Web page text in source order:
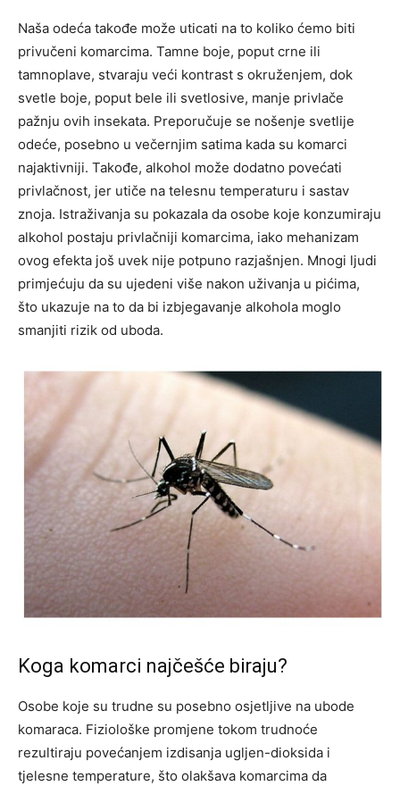
Naša odeća takođe može uticati na to koliko ćemo biti
privučeni komarcima. Tamne boje, poput crne ili
tamnoplave, stvaraju veći kontrast s okruženjem, dok
svetle boje, poput bele ili svetlosive, manje privlače
pažnju ovih insekata. Preporučuje se nošenje svetlije
odeće, posebno u večernjim satima kada su komarci
najaktivniji. Takođe, alkohol može dodatno povećati
privlačnost, jer utiče na telesnu temperaturu i sastav
znoja. Istraživanja su pokazala da osobe koje konzumiraju
alkohol postaju privlačniji komarcima, iako mehanizam
ovog efekta još uvek nije potpuno razjašnjen. Mnogi ljudi
primjećuju da su ujedeni više nakon uživanja u pićima,
što ukazuje na to da bi izbjegavanje alkohola moglo
smanjiti rizik od uboda.
Koga komarci najčešće biraju?
Osobe koje su trudne su posebno osjetljive na ubode
komaraca. Fiziološke promjene tokom trudnoće
rezultiraju povećanjem izdisanja ugljen-dioksida i
tjelesne temperature, što olakšava komarcima da